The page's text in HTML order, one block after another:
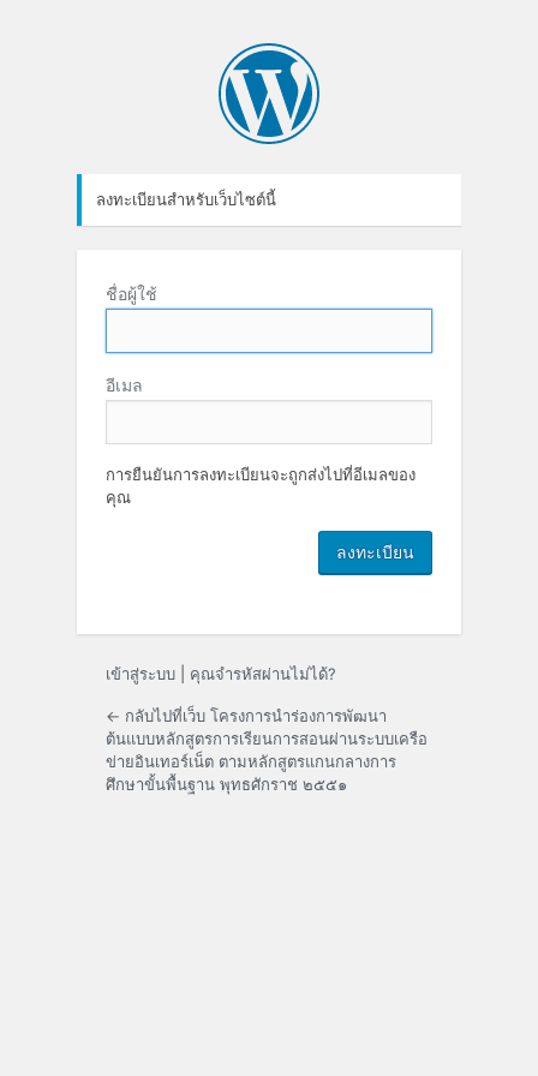
ลงทะเบียนสำหรับเว็บไซต์นี้
ชื่อผู้ใช้
อีเมล
การยืนยันการลงทะเบียนจะถูกส่งไปที่อีเมลของ
คุณ
เข้าสู่ระบบ คุณจำรหัสผ่านไม่ได้?
← กลับไปที่เว็บ โครงการนำร่องการพัฒนา
ต้นแบบหลักสูตรการเรียนการสอนผ่านระบบเครือ
ข่ายอินเทอร์เน็ต ตามหลักสูตรแกนกลางการ
ศึกษาขั้นพื้นฐาน พุทธศักราช ๒๕๕๑